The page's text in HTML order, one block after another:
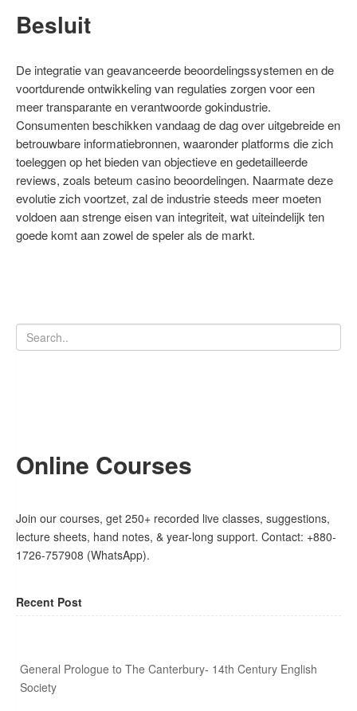
Besluit
De integratie van geavanceerde beoordelingssystemen en de
voortdurende ontwikkeling van regulaties zorgen voor een
meer transparante en verantwoorde gokindustrie.
Consumenten beschikken vandaag de dag over uitgebreide en
betrouwbare informatiebronnen, waaronder platforms die zich
toeleggen op het bieden van objectieve en gedetailleerde
reviews, zoals beteum casino beoordelingen. Naarmate deze
evolutie zich voortzet, zal de industrie steeds meer moeten
voldoen aan strenge eisen van integriteit, wat uiteindelijk ten
goede komt aan zowel de speler als de markt.
Online Courses
Join our courses, get 250+ recorded live classes, suggestions,
lecture sheets, hand notes, & year-long support. Contact: +880-
1726-757908 (WhatsApp).
Recent Post
General Prologue to The Canterbury- 14th Century English
Society